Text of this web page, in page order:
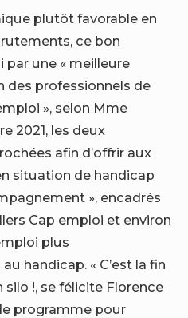
plutôt favorable en
ce bon
par une « meilleure
des professionnels de
», selon Mme
2021, les deux
afin d’offrir aux
situation de handicap
», encadrés
Cap emploi et environ
plus
handicap. « C’est la fin
!, se félicite Florence
programme pour